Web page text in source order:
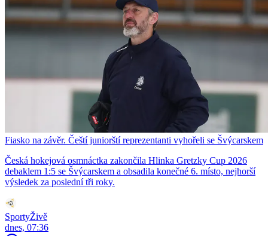
Fiasko na závěr. Čeští juniorští reprezentanti vyhořeli se Švýcarskem
Česká hokejová osmnáctka zakončila Hlinka Gretzky Cup 2026
debaklem 1:5 se Švýcarskem a obsadila konečné 6. místo, nejhorší
výsledek za poslední tři roky.
SportyŽivě
dnes, 07:36